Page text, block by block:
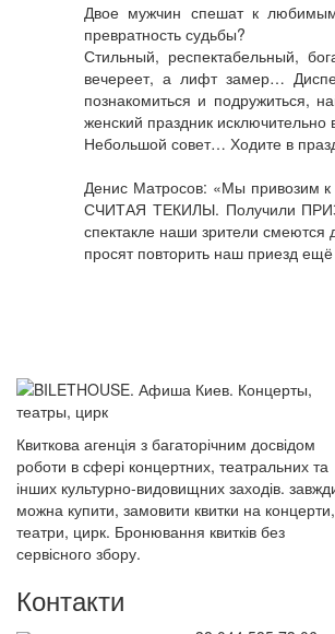
Двое мужчин спешат к
превратность судьбы?
Стильный, респектабельный,
вечереет, а лифт замер…
познакомиться и подружиться,
женский праздник
Небольшой совет… Ходите в
Денис Матросов: «Мы
СЧИТАЯ ТЕКИЛЫ. Получили
спектакле наши зрители
просят повторить наш приезд
Квиткова агенція з багаторічним досвідом
роботи в сфері концертних, театральних та
інших культурно-видовищних заходів.
можна купити, замовити квитки на
театри, цирк. Бронювання квитків без
сервісного збору.
Контакти